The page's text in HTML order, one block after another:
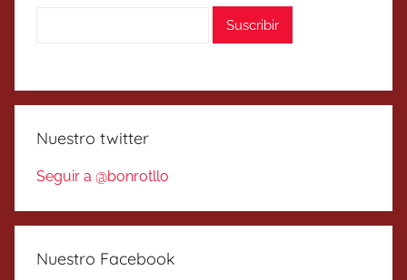
Nuestro twitter
Seguir a @bonrotllo
Nuestro Facebook